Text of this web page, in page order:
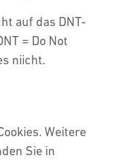
auf das DNT-
= Do Not
niicht.
Weitere
Sie in